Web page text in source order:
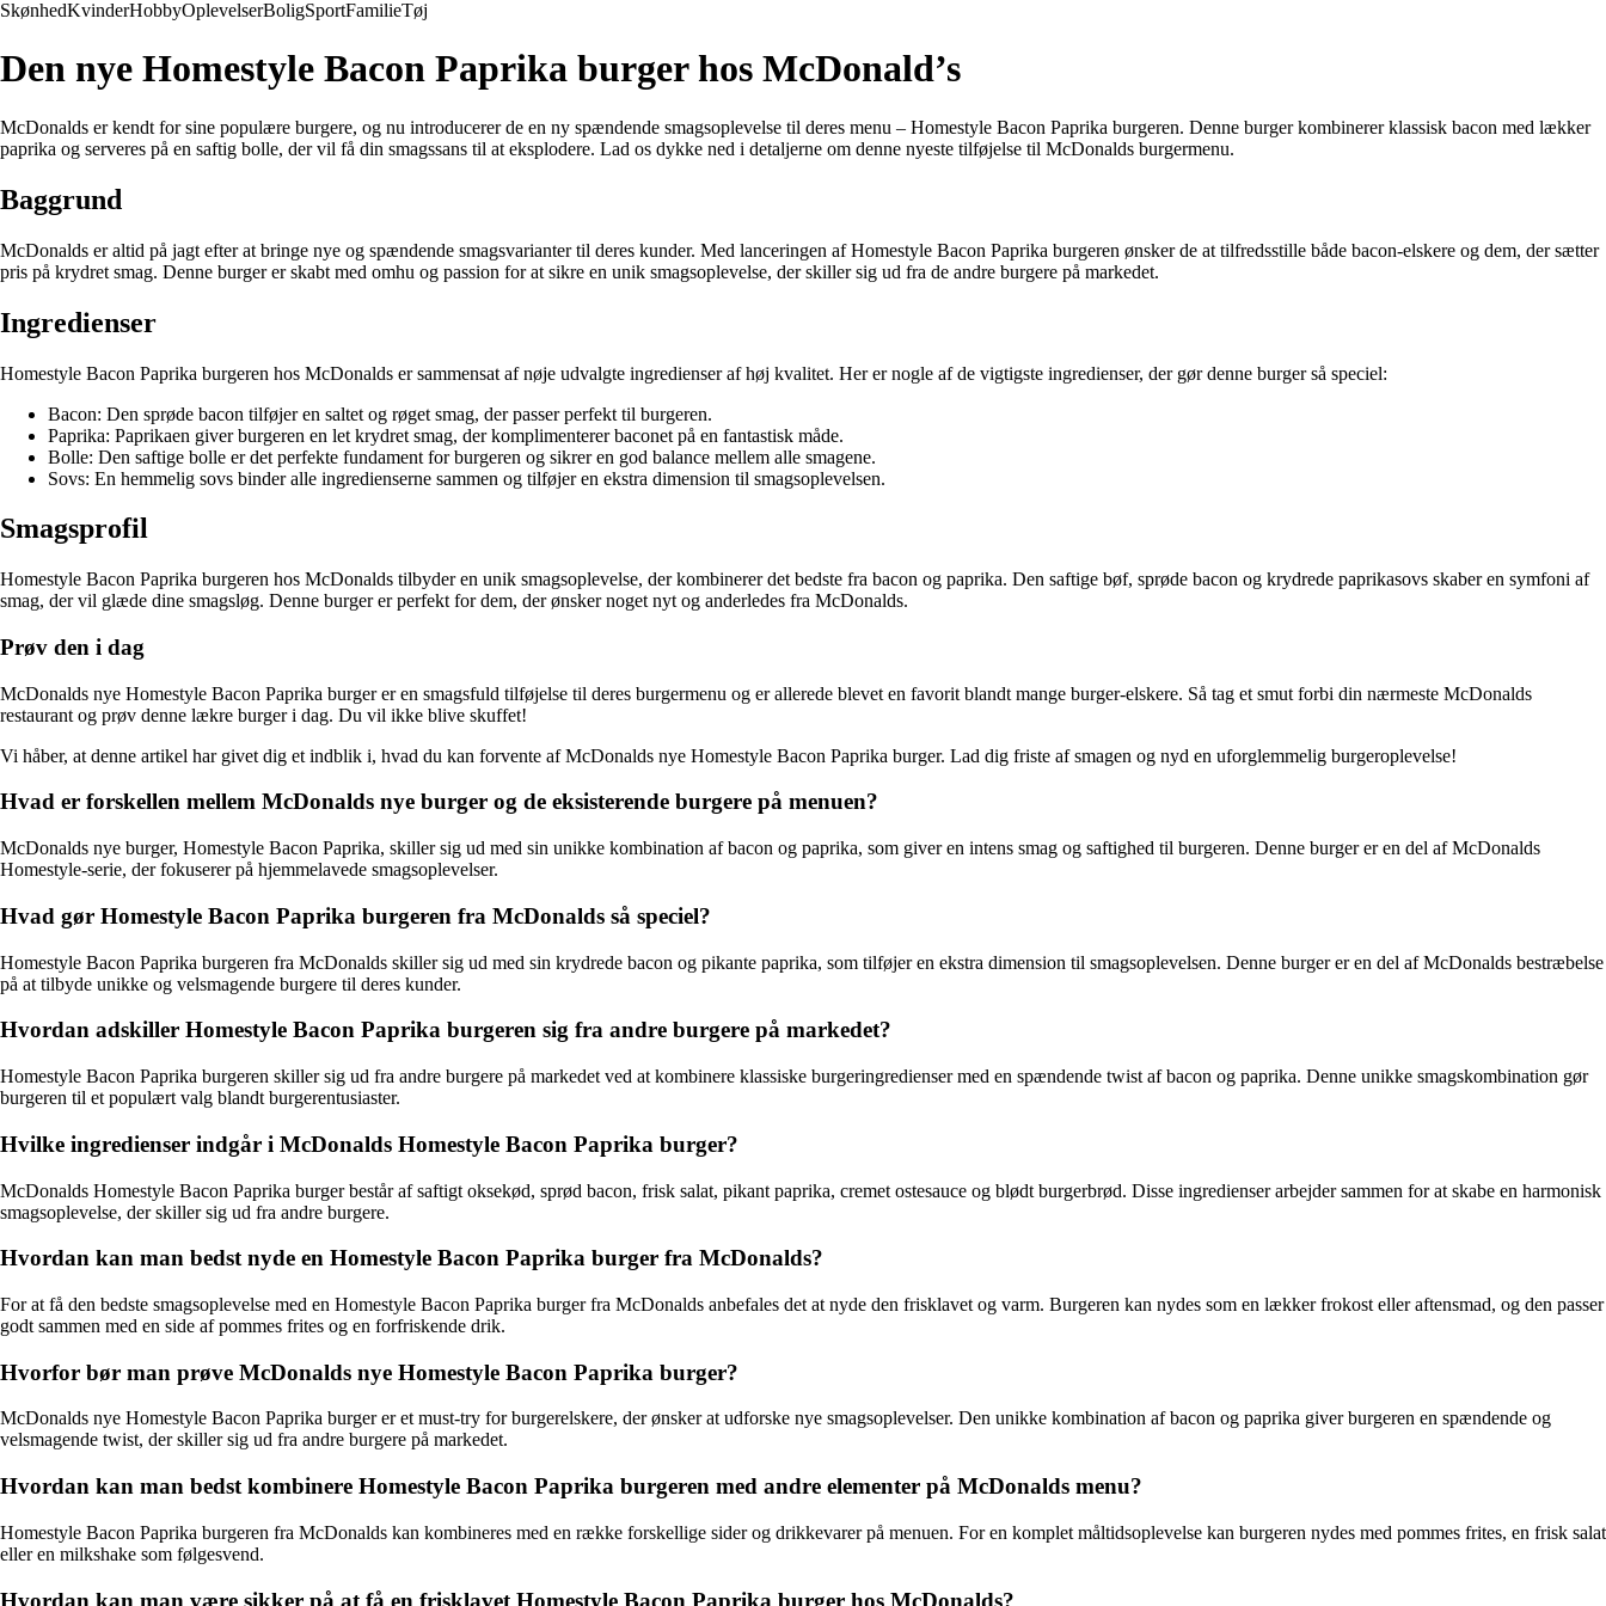
SkønhedKvinderHobbyOplevelserBoligSportFamilieTøj
Den nye Homestyle Bacon Paprika burger hos McDonald’s
McDonalds er kendt for sine populære burgere, og nu introducerer de en ny spændende smagsoplevelse til deres menu – Homestyle Bacon Paprika burgeren. Denne burger kombinerer klassisk bacon med lækker
paprika og serveres på en saftig bolle, der vil få din smagssans til at eksplodere. Lad os dykke ned i detaljerne om denne nyeste tilføjelse til McDonalds burgermenu.
Baggrund
McDonalds er altid på jagt efter at bringe nye og spændende smagsvarianter til deres kunder. Med lanceringen af Homestyle Bacon Paprika burgeren ønsker de at tilfredsstille både bacon-elskere og dem, der sætter
pris på krydret smag. Denne burger er skabt med omhu og passion for at sikre en unik smagsoplevelse, der skiller sig ud fra de andre burgere på markedet.
Ingredienser
Homestyle Bacon Paprika burgeren hos McDonalds er sammensat af nøje udvalgte ingredienser af høj kvalitet. Her er nogle af de vigtigste ingredienser, der gør denne burger så speciel:
Bacon: Den sprøde bacon tilføjer en saltet og røget smag, der passer perfekt til burgeren.
Paprika: Paprikaen giver burgeren en let krydret smag, der komplimenterer baconet på en fantastisk måde.
Bolle: Den saftige bolle er det perfekte fundament for burgeren og sikrer en god balance mellem alle smagene.
Sovs: En hemmelig sovs binder alle ingredienserne sammen og tilføjer en ekstra dimension til smagsoplevelsen.
Smagsprofil
Homestyle Bacon Paprika burgeren hos McDonalds tilbyder en unik smagsoplevelse, der kombinerer det bedste fra bacon og paprika. Den saftige bøf, sprøde bacon og krydrede paprikasovs skaber en symfoni af
smag, der vil glæde dine smagsløg. Denne burger er perfekt for dem, der ønsker noget nyt og anderledes fra McDonalds.
Prøv den i dag
McDonalds nye Homestyle Bacon Paprika burger er en smagsfuld tilføjelse til deres burgermenu og er allerede blevet en favorit blandt mange burger-elskere. Så tag et smut forbi din nærmeste McDonalds
restaurant og prøv denne lækre burger i dag. Du vil ikke blive skuffet!
Vi håber, at denne artikel har givet dig et indblik i, hvad du kan forvente af McDonalds nye Homestyle Bacon Paprika burger. Lad dig friste af smagen og nyd en uforglemmelig burgeroplevelse!
Hvad er forskellen mellem McDonalds nye burger og de eksisterende burgere på menuen?
McDonalds nye burger, Homestyle Bacon Paprika, skiller sig ud med sin unikke kombination af bacon og paprika, som giver en intens smag og saftighed til burgeren. Denne burger er en del af McDonalds
Homestyle-serie, der fokuserer på hjemmelavede smagsoplevelser.
Hvad gør Homestyle Bacon Paprika burgeren fra McDonalds så speciel?
Homestyle Bacon Paprika burgeren fra McDonalds skiller sig ud med sin krydrede bacon og pikante paprika, som tilføjer en ekstra dimension til smagsoplevelsen. Denne burger er en del af McDonalds bestræbelse
på at tilbyde unikke og velsmagende burgere til deres kunder.
Hvordan adskiller Homestyle Bacon Paprika burgeren sig fra andre burgere på markedet?
Homestyle Bacon Paprika burgeren skiller sig ud fra andre burgere på markedet ved at kombinere klassiske burgeringredienser med en spændende twist af bacon og paprika. Denne unikke smagskombination gør
burgeren til et populært valg blandt burgerentusiaster.
Hvilke ingredienser indgår i McDonalds Homestyle Bacon Paprika burger?
McDonalds Homestyle Bacon Paprika burger består af saftigt oksekød, sprød bacon, frisk salat, pikant paprika, cremet ostesauce og blødt burgerbrød. Disse ingredienser arbejder sammen for at skabe en harmonisk
smagsoplevelse, der skiller sig ud fra andre burgere.
Hvordan kan man bedst nyde en Homestyle Bacon Paprika burger fra McDonalds?
For at få den bedste smagsoplevelse med en Homestyle Bacon Paprika burger fra McDonalds anbefales det at nyde den frisklavet og varm. Burgeren kan nydes som en lækker frokost eller aftensmad, og den passer
godt sammen med en side af pommes frites og en forfriskende drik.
Hvorfor bør man prøve McDonalds nye Homestyle Bacon Paprika burger?
McDonalds nye Homestyle Bacon Paprika burger er et must-try for burgerelskere, der ønsker at udforske nye smagsoplevelser. Den unikke kombination af bacon og paprika giver burgeren en spændende og
velsmagende twist, der skiller sig ud fra andre burgere på markedet.
Hvordan kan man bedst kombinere Homestyle Bacon Paprika burgeren med andre elementer på McDonalds menu?
Homestyle Bacon Paprika burgeren fra McDonalds kan kombineres med en række forskellige sider og drikkevarer på menuen. For en komplet måltidsoplevelse kan burgeren nydes med pommes frites, en frisk salat
eller en milkshake som følgesvend.
Hvordan kan man være sikker på at få en frisklavet Homestyle Bacon Paprika burger hos McDonalds?